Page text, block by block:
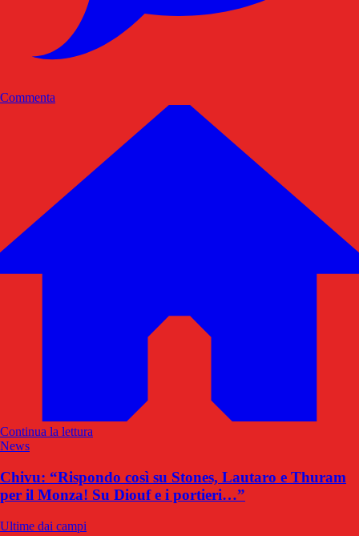
Commenta
Continua la lettura
News
Chivu: “Rispondo così su Stones, Lautaro e Thuram
per il Monza! Su Diouf e i portieri…”
Ultime dai campi